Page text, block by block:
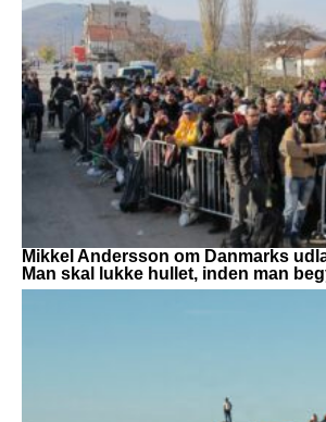
Mikkel Andersson om Danmarks
Man skal lukke hullet, inden man